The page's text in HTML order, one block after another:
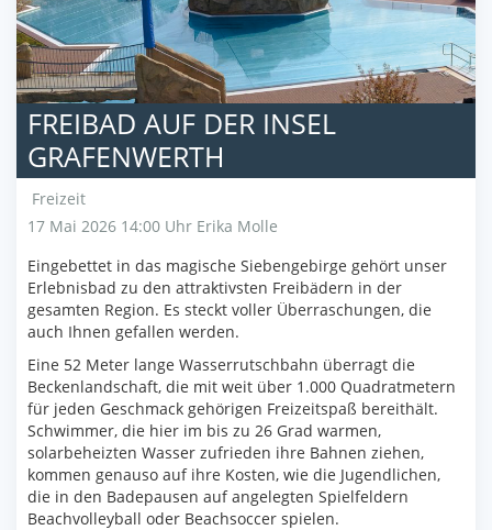
FREIBAD AUF DER INSEL
GRAFENWERTH
Freizeit
17 Mai 2026 14:00 Uhr Erika Molle
Eingebettet in das magische Siebengebirge gehört unser
Erlebnisbad zu den attraktivsten Freibädern in der
gesamten Region. Es steckt voller Überraschungen, die
auch Ihnen gefallen werden.
Eine 52 Meter lange Wasserrutschbahn überragt die
Beckenlandschaft, die mit weit über 1.000 Quadratmetern
für jeden Geschmack gehörigen Freizeitspaß bereithält.
Schwimmer, die hier im bis zu 26 Grad warmen,
solarbeheizten Wasser zufrieden ihre Bahnen ziehen,
kommen genauso auf ihre Kosten, wie die Jugendlichen,
die in den Badepausen auf angelegten Spielfeldern
Beachvolleyball oder Beachsoccer spielen.